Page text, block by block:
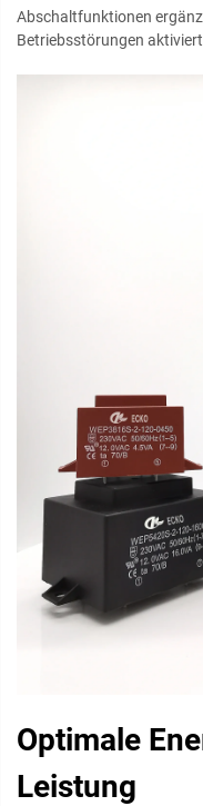
Abschaltfunktionen
Betriebsstörungen
Optimale
Leistung